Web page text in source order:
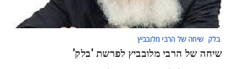
בלק שיחה של הרבי מלובביץ
של הרבי מלובביץ לפרשת 'בלק'